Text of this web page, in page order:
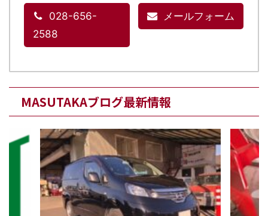
028-656-
2588
メールフォーム
MASUTAKAブログ最新情報